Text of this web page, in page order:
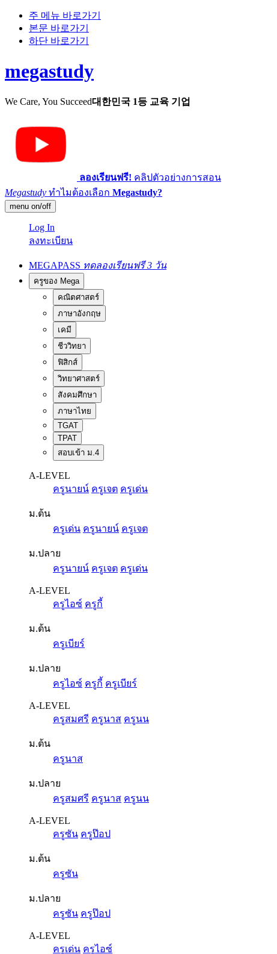
주 메뉴 바로가기
본문 바로가기
하단 바로가기
megastudy
We Care, You Succeed대한민국 1등 교육 기업
ลองเรียนฟรี! คลิปตัวอย่างการสอน
Megastudy ทำไมต้องเลือก Megastudy?
menu on/off
Log In
ลงทะเบียน
MEGAPASS ทดลองเรียนฟรี 3 วัน
ครูของ Mega
คณิตศาสตร์
ภาษาอังกฤษ
เคมี
ชีววิทยา
ฟิสิกส์
วิทยาศาสตร์
สังคมศึกษา
ภาษาไทย
TGAT
TPAT
สอบเข้า ม.4
A-LEVEL
ครูนายน์ ครูเจต ครูเด่น
ม.ต้น
ครูเด่น ครูนายน์ ครูเจต
ม.ปลาย
ครูนายน์ ครูเจต ครูเด่น
A-LEVEL
ครูไอซ์ ครูกี้
ม.ต้น
ครูเบียร์
ม.ปลาย
ครูไอซ์ ครูกี้ ครูเบียร์
A-LEVEL
ครูสมศรี ครูนาส ครูนน
ม.ต้น
ครูนาส
ม.ปลาย
ครูสมศรี ครูนาส ครูนน
A-LEVEL
ครูซัน ครูป๊อป
ม.ต้น
ครูซัน
ม.ปลาย
ครูซัน ครูป๊อป
A-LEVEL
ครูเด่น ครูไอซ์